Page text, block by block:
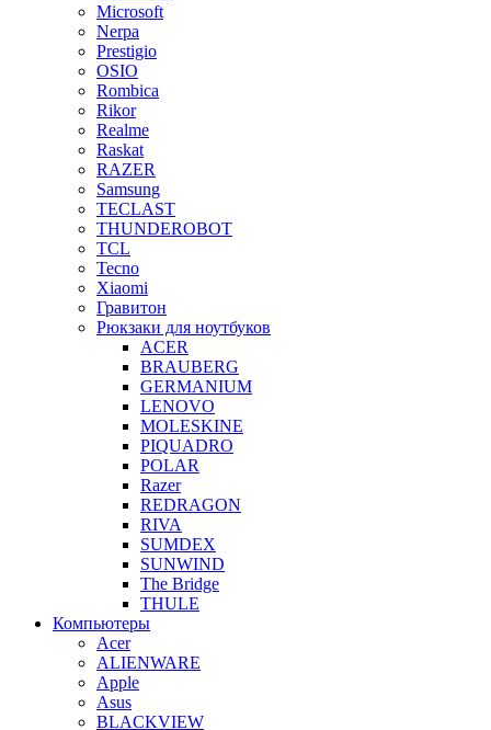
Microsoft
Nerpa
Prestigio
OSIO
Rombica
Rikor
Realme
Raskat
RAZER
Samsung
TECLAST
THUNDEROBOT
TCL
Tecno
Xiaomi
Гравитон
Рюкзаки для ноутбуков
ACER
BRAUBERG
GERMANIUM
LENOVO
MOLESKINE
PIQUADRO
POLAR
Razer
REDRAGON
RIVA
SUMDEX
SUNWIND
The Bridge
THULE
Компьютеры
Acer
ALIENWARE
Apple
Asus
BLACKVIEW